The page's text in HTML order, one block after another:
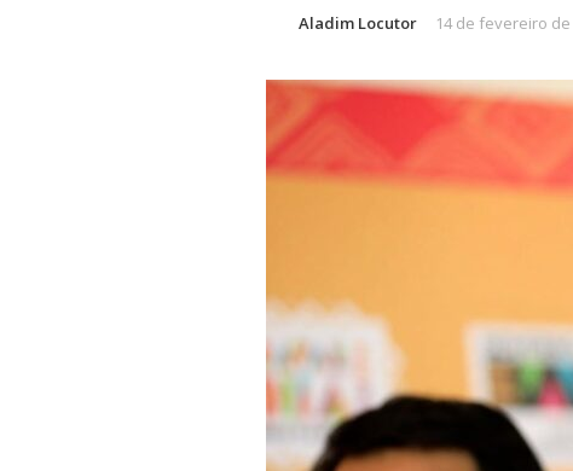
Aladim Locutor 14 de fevereiro de